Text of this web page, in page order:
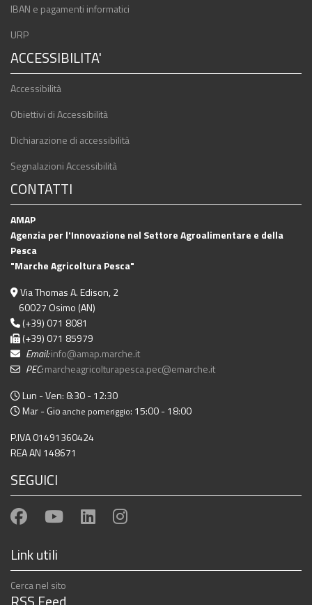
IBAN e pagamenti informatici
URP
ACCESSIBILITA'
Accessibilità
Obiettivi di Accessibilità
Dichiarazione di accessibilità
Segnalazioni Accessibilità
CONTATTI
AMAP
Agenzia per l'Innovazione nel Settore Agroalimentare e della
Pesca
"Marche Agricoltura Pesca"
Via Thomas A. Edison, 2
60027 Osimo (AN)
(+39) 071 8081
(+39) 071 85979
Email:info@amap.marche.it
PEC:marcheagricolturapesca.pec@emarche.it
Lun - Ven: 8:30 - 12:30
Mar - Gio anche pomeriggio: 15:00 - 18:00
P.IVA 01491360424
REA AN 148671
SEGUICI
Link utili
Cerca nel sito